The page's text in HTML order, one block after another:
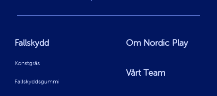
Fallskydd
Konstgräs
Fallskyddsgummi
Om Nordic Play
Vårt Team